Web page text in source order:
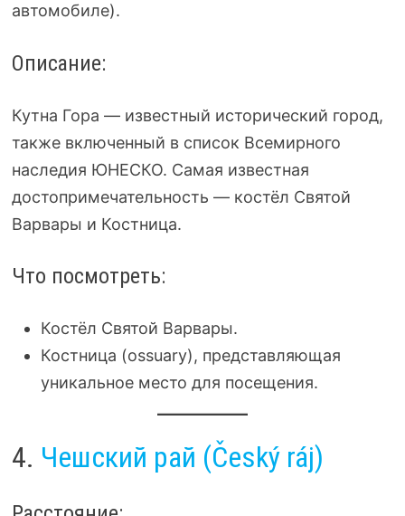
автомобиле).
Описание:
Кутна Гора — известный исторический город,
также включенный в список Всемирного
наследия ЮНЕСКО. Самая известная
достопримечательность — костёл Святой
Варвары и Костница.
Что посмотреть:
Костёл Святой Варвары.
Костница (ossuary), представляющая
уникальное место для посещения.
4. Чешский рай (Český ráj)